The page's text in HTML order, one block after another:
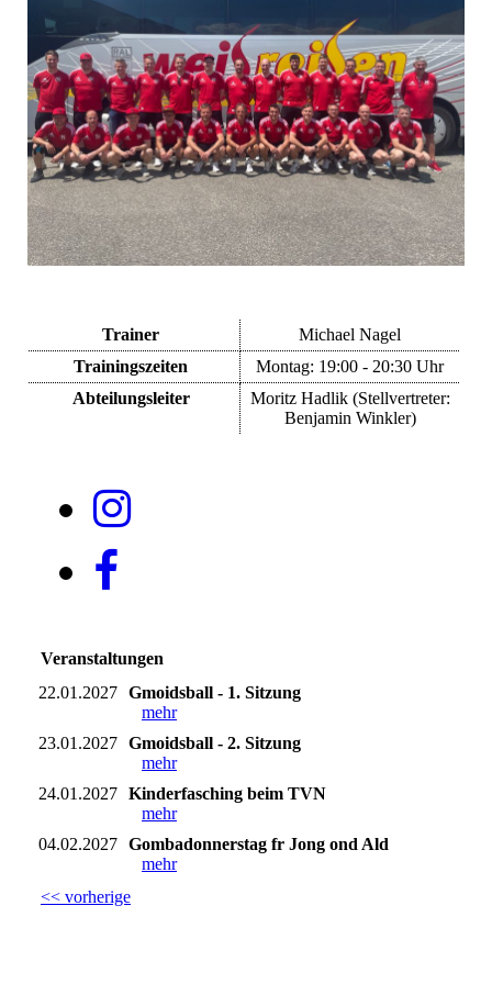
Trainer
Michael Nagel
Trainingszeiten
Montag: 19:00 - 20:30 Uhr
Abteilungsleiter
Moritz Hadlik (Stellvertreter:
Benjamin Winkler)
Veranstaltungen
22.01.2027 Gmoidsball - 1. Sitzung
mehr
23.01.2027 Gmoidsball - 2. Sitzung
mehr
24.01.2027 Kinderfasching beim TVN
mehr
04.02.2027 Gombadonnerstag fr Jong ond Ald
mehr
<< vorherige